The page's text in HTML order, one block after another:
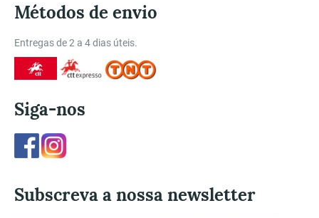
Métodos de envio
Entregas de 2 a 4 dias úteis.
Siga-nos
FacebookInstagram
Subscreva a nossa newsletter